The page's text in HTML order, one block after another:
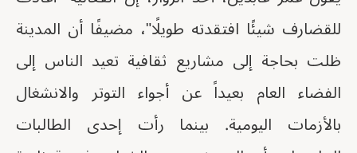
للقضارف شيئًا افتقدته طويلًا"، مضيفًا أن المدينة
ظلت بحاجة إلى مشاريع ثقافية تعيد الناس إلى
الفضاء العام بعيداً عن أجواء التوتر والانشغال
بالأزمات اليومية. بينما رأت إحدى الطالبات